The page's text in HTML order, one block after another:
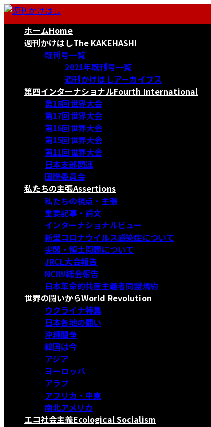
コ
ナ
ホームHome
週刊かけはしThe KAKEHASHI
既刊号一覧
2021年既刊号一覧
週刊かけはしアーカイブス
第四インターナショナルFourth International
第18回世界大会
第17回世界大会
第16回世界大会
第15回世界大会
第11回世界大会
日本支部関連
国際委員会
私たちの主張Assertions
私たちの視点・主張
重要記事・論文
インターナショナルビュー
新型コロナウイルス感染症について
尖閣・領土問題について
JRCL大会報告
NCIW総会報告
日本革命的共産主義者同盟規約
世界の闘いからWorld Revolution
ウクライナ特集
日本各地の闘い
沖縄闘争
韓国は今
アジア
ヨーロッパ
アラブ
アフリカ・中東
南北アメリカ
エコ社会主義Ecological Socialism